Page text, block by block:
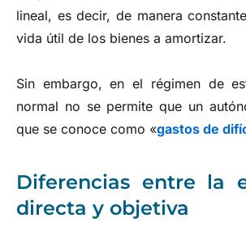
lineal, es decir, de manera
vida útil de los bienes a amortizar.
Sin embargo, en el régimen de
normal no se permite que un
que se conoce como «gastos de
Diferencias entre la
directa y objetiva